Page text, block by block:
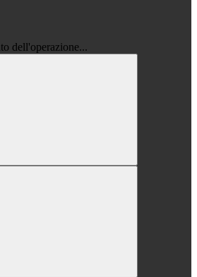
dell'operazione...